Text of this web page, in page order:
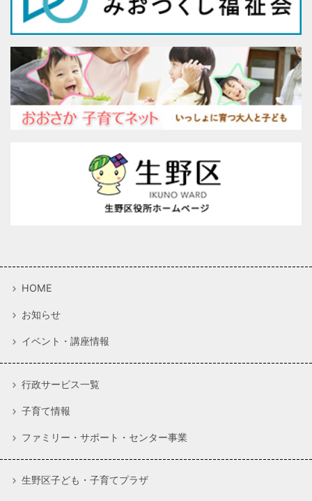
HOME
お知らせ
イベント・講座情報
行政サービス一覧
子育て情報
ファミリー・サポート・センター事業
生野区子ども・子育てプラザ